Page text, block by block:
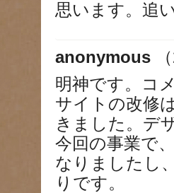
思います。追
anonymous
明神です。コ
サイトの改修
きました。デ
今回の事業で
なりましたし
りです。